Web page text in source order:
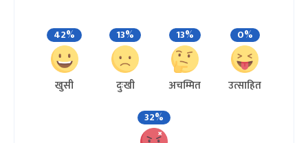
42%
खुसी
13%
दुःखी
13%
अचम्मित
0%
उत्साहित
32%